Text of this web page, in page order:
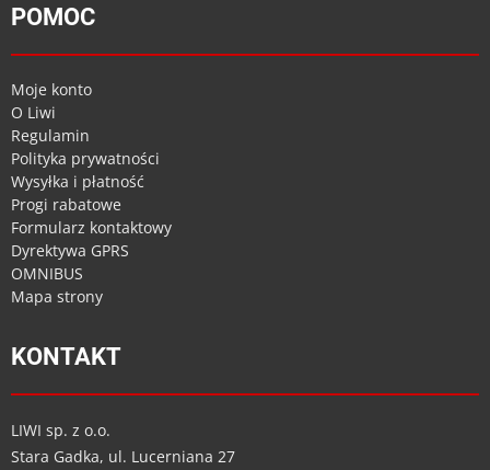
POMOC
Moje konto
O Liwi
Regulamin
Polityka prywatności
Wysyłka i płatność
Progi rabatowe
Formularz kontaktowy
Dyrektywa GPRS
OMNIBUS
Mapa strony
KONTAKT
LIWI sp. z o.o.
Stara Gadka, ul. Lucerniana 27